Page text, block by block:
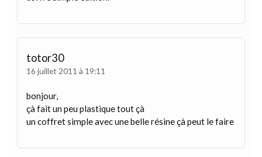
totor30
16 juillet 2011 à 19:11
bonjour,
çà fait un peu plastique tout çà
un coffret simple avec une belle résine çà peut le faire